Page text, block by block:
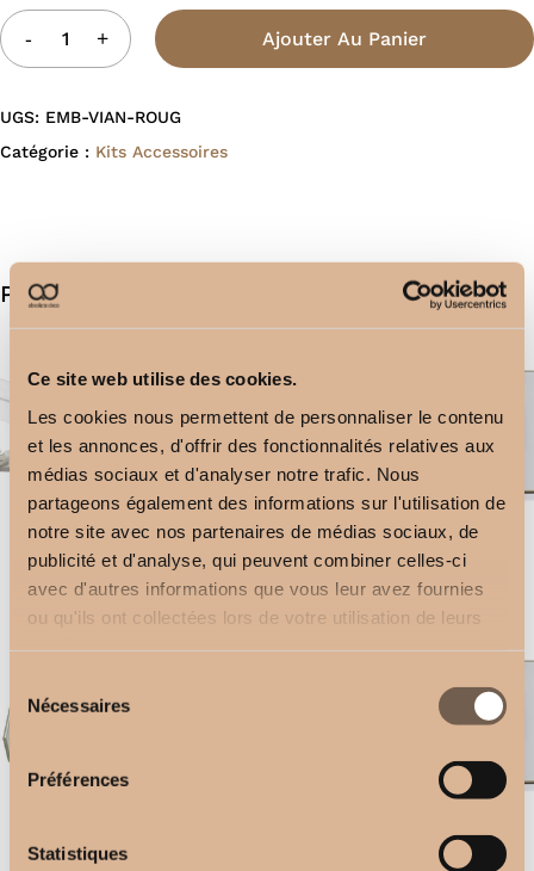
Ce site web utilise des cookies.
Les cookies nous permettent de personnaliser le contenu
et les annonces, d'offrir des fonctionnalités relatives aux
médias sociaux et d'analyser notre trafic. Nous
partageons également des informations sur l'utilisation de
notre site avec nos partenaires de médias sociaux, de
publicité et d'analyse, qui peuvent combiner celles-ci
avec d'autres informations que vous leur avez fournies
ou qu'ils ont collectées lors de votre utilisation de leurs
du Nécessaires
Préférences
Statistiques
Ajouter Au Panier
UGS: EMB-VIAN-ROUG
Catégorie : Kits Accessoires
Produits similaires
Support Plafond
2,50€
Télécommande 1 canal
2,50€
24,60
Télécommande 5 canaux